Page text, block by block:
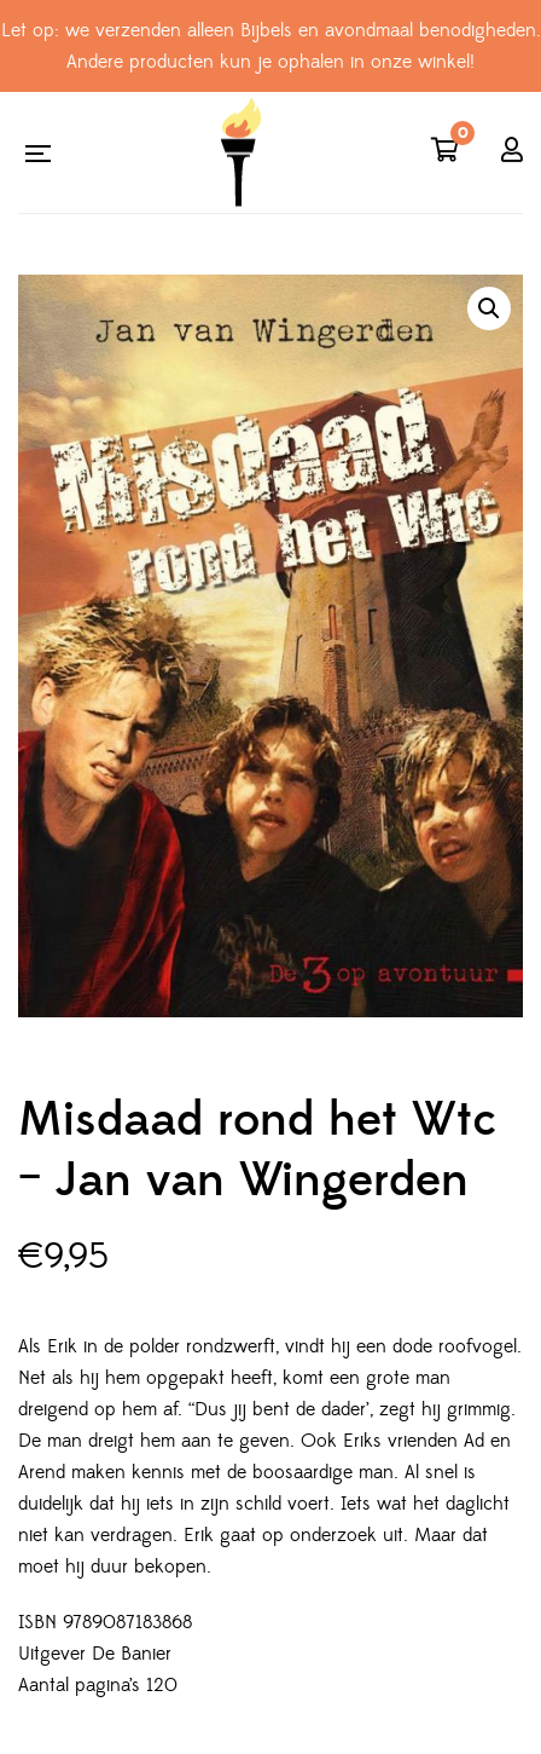
Let op: we verzenden alleen Bijbels en avondmaal benodigheden.
Andere producten kun je ophalen in onze winkel!
0
Misdaad rond het Wtc
– Jan van Wingerden
€9,95
Als Erik in de polder rondzwerft, vindt hij een dode roofvogel.
Net als hij hem opgepakt heeft, komt een grote man
dreigend op hem af. “Dus jij bent de dader’, zegt hij grimmig.
De man dreigt hem aan te geven. Ook Eriks vrienden Ad en
Arend maken kennis met de boosaardige man. Al snel is
duidelijk dat hij iets in zijn schild voert. Iets wat het daglicht
niet kan verdragen. Erik gaat op onderzoek uit. Maar dat
moet hij duur bekopen.
ISBN 9789087183868
Uitgever De Banier
Aantal pagina’s 120